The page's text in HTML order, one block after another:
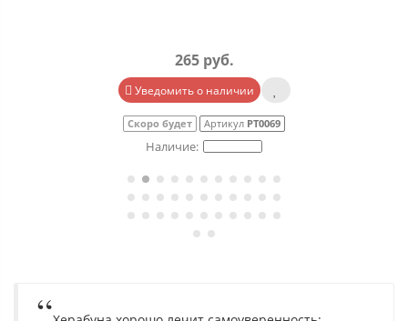
265 руб.
Уведомить о наличии
Скоро будет Артикул РТ0069